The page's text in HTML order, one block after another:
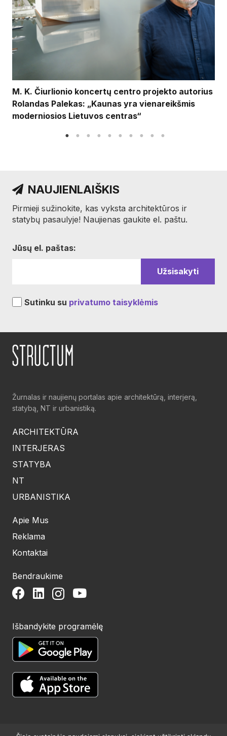
M. K. Čiurlionio koncertų centro projekto autorius
Rolandas Palekas: „Kaunas yra vienareikšmis
moderniosios Lietuvos centras“
NAUJIENLAIŠKIS
Pirmieji sužinokite, kas vyksta architektūros ir
statybų pasaulyje! Naujienas gaukite el. paštu.
Jūsų el. paštas:
Sutinku su privatumo taisyklėmis
Žurnalas ir naujienų portalas apie architektūrą, interjerą,
statybą, NT ir urbanistiką.
ARCHITEKTŪRA
INTERJERAS
STATYBA
NT
URBANISTIKA
Apie Mus
Reklama
Kontaktai
Bendraukime
Išbandykite programėlę